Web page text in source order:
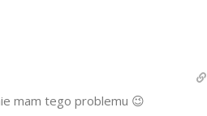
mam tego problemu 😉